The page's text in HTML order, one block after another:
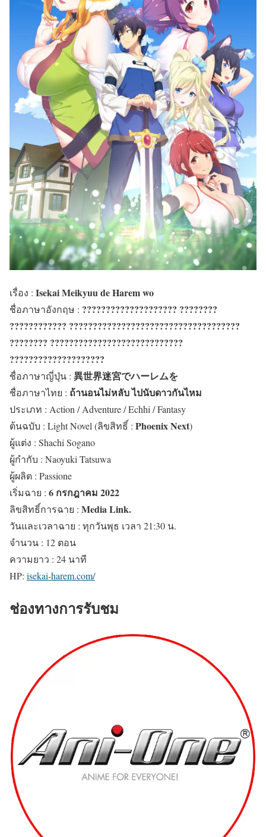
เรื่อง : Isekai Meikyuu de Harem wo
ชื่อภาษาอังกฤษ : ???????????????????? ????????
???????????? ????????????????????????????????????
???????? ????????????????????????????
????????????????????
ชื่อภาษาญี่ปุ่น : 異世界迷宮でハーレムを
ชื่อภาษาไทย : ถ้านอนไม่หลับ ไปนับดาวกันไหม
ประเภท : Action / Adventure / Echhi / Fantasy
ต้นฉบับ : Light Novel (ลิขสิทธิ์ : Phoenix Next)
ผู้แต่ง : Shachi Sogano
ผู้กำกับ : Naoyuki Tatsuwa
ผู้ผลิต : Passione
เริ่มฉาย : 6 กรกฎาคม 2022
ลิขสิทธิ์การฉาย : Media Link.
วันและเวลาฉาย : ทุกวันพุธ เวลา 21:30 น.
จำนวน : 12 ตอน
ความยาว : 24 นาที
HP: isekai-harem.com/
ช่องทางการรับชม